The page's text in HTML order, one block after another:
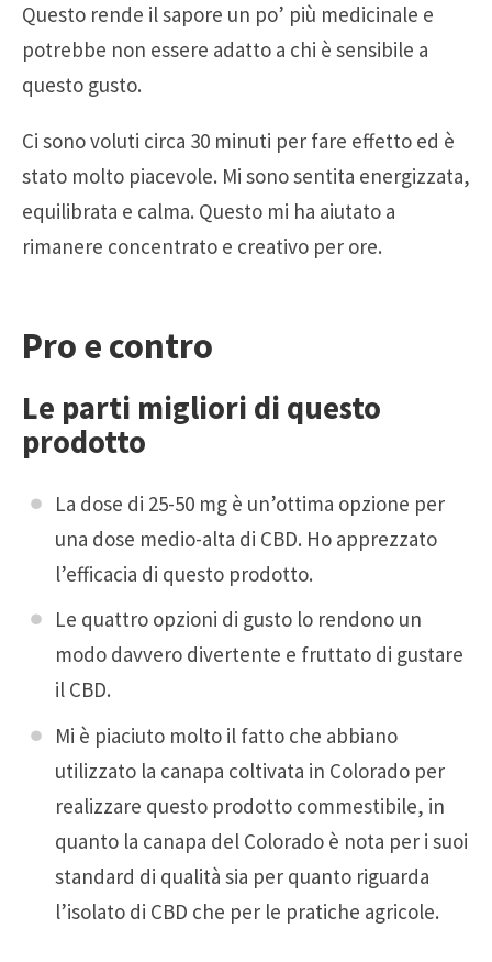
Questo rende il sapore un po’ più medicinale e
potrebbe non essere adatto a chi è sensibile a
questo gusto.
Ci sono voluti circa 30 minuti per fare effetto ed è
stato molto piacevole. Mi sono sentita energizzata,
equilibrata e calma. Questo mi ha aiutato a
rimanere concentrato e creativo per ore.
Pro e contro
Le parti migliori di questo
prodotto
La dose di 25-50 mg è un’ottima opzione per
una dose medio-alta di CBD. Ho apprezzato
l’efficacia di questo prodotto.
Le quattro opzioni di gusto lo rendono un
modo davvero divertente e fruttato di gustare
il CBD.
Mi è piaciuto molto il fatto che abbiano
utilizzato la canapa coltivata in Colorado per
realizzare questo prodotto commestibile, in
quanto la canapa del Colorado è nota per i suoi
standard di qualità sia per quanto riguarda
l’isolato di CBD che per le pratiche agricole.